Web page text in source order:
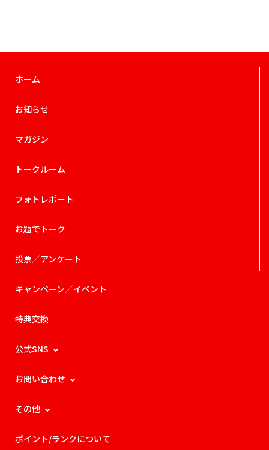
ホーム
お知らせ
マガジン
トークルーム
フォトレポート
お題でトーク
投票／アンケート
キャンペーン／イベント
特典交換
公式SNS
お問い合わせ
その他
ポイント/ランクについて